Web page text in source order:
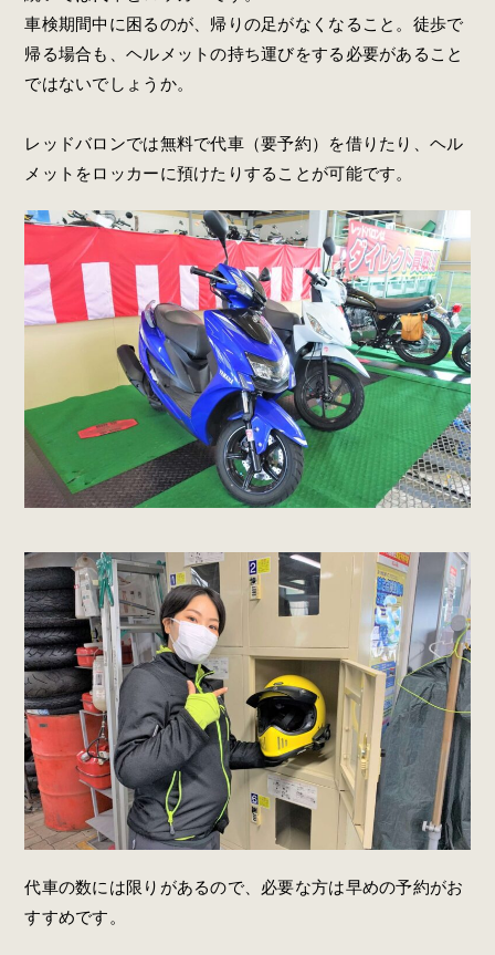
車検期間中に困るのが、帰りの足がなくなること。徒歩で
帰る場合も、ヘルメットの持ち運びをする必要があること
ではないでしょうか。
レッドバロンでは無料で代車（要予約）を借りたり、ヘル
メットをロッカーに預けたりすることが可能です。
代車の数には限りがあるので、必要な方は早めの予約がお
すすめです。